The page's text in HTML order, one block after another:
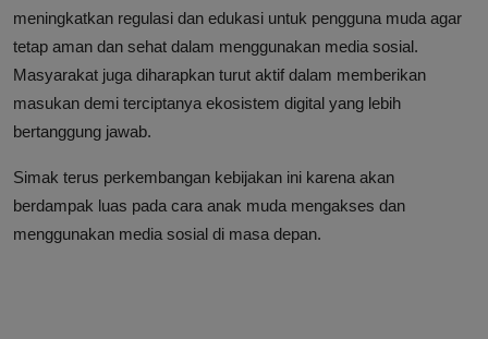
meningkatkan regulasi dan edukasi untuk pengguna muda agar
tetap aman dan sehat dalam menggunakan media sosial.
Masyarakat juga diharapkan turut aktif dalam memberikan
masukan demi terciptanya ekosistem digital yang lebih
bertanggung jawab.
Simak terus perkembangan kebijakan ini karena akan
berdampak luas pada cara anak muda mengakses dan
menggunakan media sosial di masa depan.